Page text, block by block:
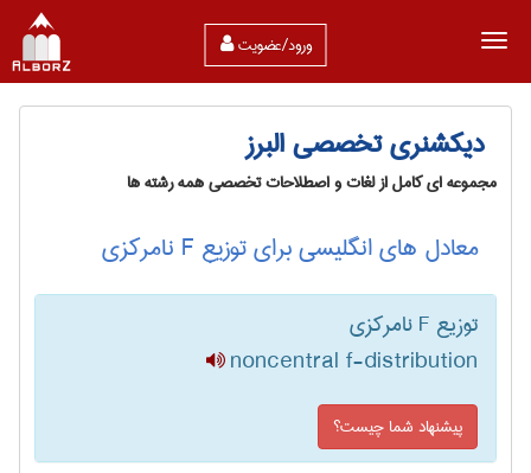
ورود/عضویت
دیکشنری تخصصی البرز
مجموعه ای کامل از لغات و اصطلاحات تخصصی همه رشته ها
معادل های انگلیسی برای توزیع F نامرکزی
توزیع F نامرکزی
noncentral f-distribution
پیشنهاد شما چیست؟